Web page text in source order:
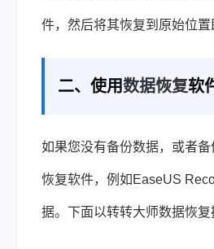
件，然后将其恢复到原始位置
二、使用数据恢复软
如果您没有备份数据，或者
恢复软件，例如EaseUS
据。下面以转转大师数据恢复